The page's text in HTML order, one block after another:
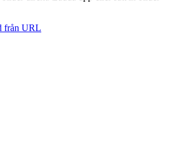
från URL